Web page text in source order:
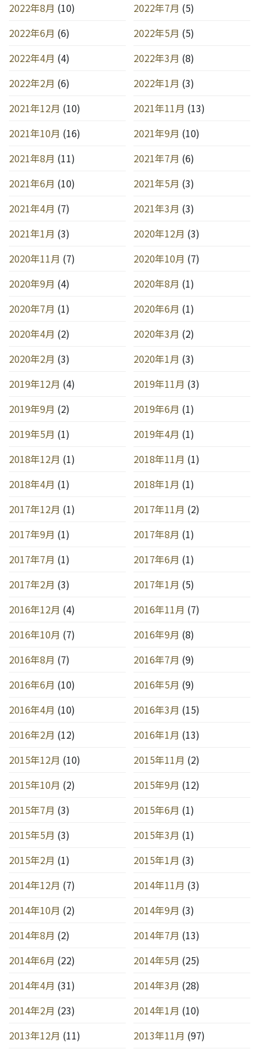
2022年8月 (10) 2022年7月 (5)
2022年6月 (6) 2022年5月 (5)
2022年4月 (4) 2022年3月 (8)
2022年2月 (6) 2022年1月 (3)
2021年12月 (10) 2021年11月 (13)
2021年10月 (16) 2021年9月 (10)
2021年8月 (11) 2021年7月 (6)
2021年6月 (10) 2021年5月 (3)
2021年4月 (7) 2021年3月 (3)
2021年1月 (3) 2020年12月 (3)
2020年11月 (7) 2020年10月 (7)
2020年9月 (4) 2020年8月 (1)
2020年7月 (1) 2020年6月 (1)
2020年4月 (2) 2020年3月 (2)
2020年2月 (3) 2020年1月 (3)
2019年12月 (4) 2019年11月 (3)
2019年9月 (2) 2019年6月 (1)
2019年5月 (1) 2019年4月 (1)
2018年12月 (1) 2018年11月 (1)
2018年4月 (1) 2018年1月 (1)
2017年12月 (1) 2017年11月 (2)
2017年9月 (1) 2017年8月 (1)
2017年7月 (1) 2017年6月 (1)
2017年2月 (3) 2017年1月 (5)
2016年12月 (4) 2016年11月 (7)
2016年10月 (7) 2016年9月 (8)
2016年8月 (7) 2016年7月 (9)
2016年6月 (10) 2016年5月 (9)
2016年4月 (10) 2016年3月 (15)
2016年2月 (12) 2016年1月 (13)
2015年12月 (10) 2015年11月 (2)
2015年10月 (2) 2015年9月 (12)
2015年7月 (3) 2015年6月 (1)
2015年5月 (3) 2015年3月 (1)
2015年2月 (1) 2015年1月 (3)
2014年12月 (7) 2014年11月 (3)
2014年10月 (2) 2014年9月 (3)
2014年8月 (2) 2014年7月 (13)
2014年6月 (22) 2014年5月 (25)
2014年4月 (31) 2014年3月 (28)
2014年2月 (23) 2014年1月 (10)
2013年12月 (11) 2013年11月 (97)